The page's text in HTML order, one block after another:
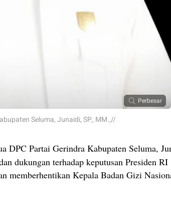
Perbesar
Seluma, Junaidi, SP., MM.,//
DPC Partai Gerindra Kabupaten Seluma,
dukungan terhadap keputusan Presiden RI
memberhentikan Kepala Badan Gizi